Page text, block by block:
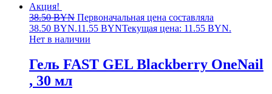
Акция!
38.50BYN Первоначальная цена составляла
38.50 BYN.11.55 BYNТекущая цена: 11.55 BYN.
Нет в наличии
Гель FAST GEL Blackberry OneNail
, 30 мл